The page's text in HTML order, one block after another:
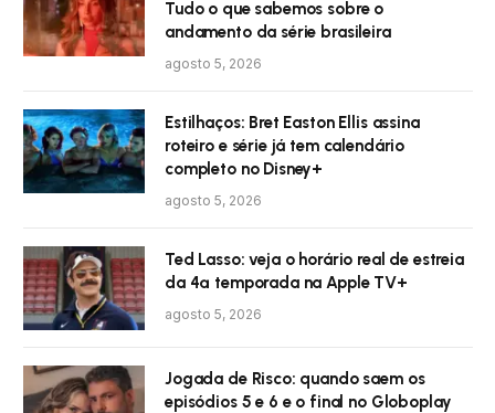
Tudo o que sabemos sobre o
andamento da série brasileira
agosto 5, 2026
Estilhaços: Bret Easton Ellis assina
roteiro e série já tem calendário
completo no Disney+
agosto 5, 2026
Ted Lasso: veja o horário real de estreia
da 4ª temporada na Apple TV+
agosto 5, 2026
Jogada de Risco: quando saem os
episódios 5 e 6 e o final no Globoplay